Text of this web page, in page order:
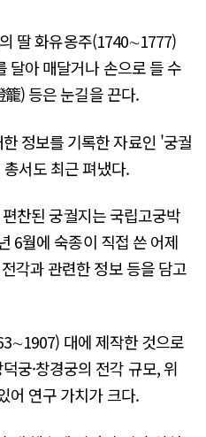
딸 화유옹주(1740∼1777)
달아 매달거나 손으로 들 수
) 등은 눈길을 끈다.
정보를 기록한 자료인 '궁궐
서도 최근 펴냈다.
찬된 궁궐지는 국립고궁박
6월에 숙종이 직접 쓴 어제
각과 관련한 정보 등을 담고
대에 제작한 것으로
궁·창경궁의 전각 규모, 위
어 연구 가치가 크다.